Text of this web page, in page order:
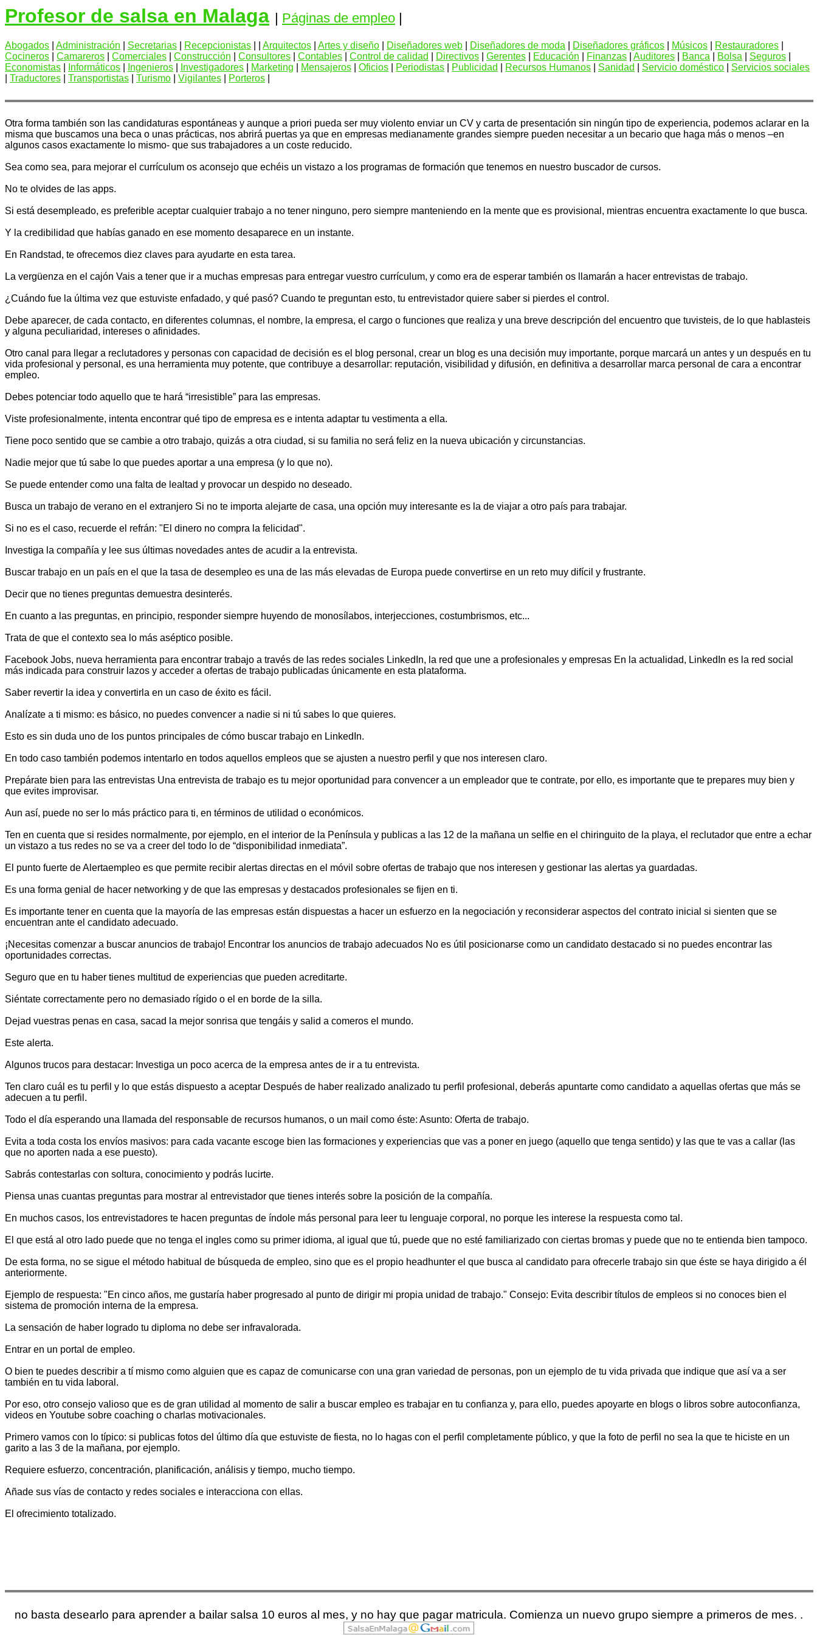
Profesor de salsa en Malaga | Páginas de empleo |
Abogados Administración Secretarias Recepcionistas Arquitectos Artes y diseño Diseñadores web Diseñadores de moda Diseñadores gráficos Músicos Restauradores
Cocineros
Camareros Comerciales Construcción Consultores Contables Control de calidad Directivos Gerentes Educación Finanzas Auditores Banca Bolsa Seguros
Economistas
Informáticos Ingenieros Investigadores Marketing Mensajeros Oficios Periodistas Publicidad Recursos Humanos Sanidad Servicio doméstico
Servicios sociales
Traductores Transportistas Turismo Vigilantes Porteros
Otra forma también son las candidaturas espontáneas y aunque a priori pueda ser muy violento enviar un CV y carta de presentación sin ningún tipo de experiencia, podemos aclarar en la
misma que buscamos una beca o unas prácticas, nos abrirá puertas ya que en empresas medianamente grandes siempre pueden necesitar a un becario que haga más o menos –en
algunos casos exactamente lo mismo- que sus trabajadores a un coste reducido.
Sea como sea, para mejorar el currículum os aconsejo que echéis un vistazo a los programas de formación que tenemos en nuestro buscador de cursos.
No te olvides de las apps.
Si está desempleado, es preferible aceptar cualquier trabajo a no tener ninguno, pero siempre manteniendo en la mente que es provisional, mientras encuentra exactamente lo que busca.
Y la credibilidad que habías ganado en ese momento desaparece en un instante.
En Randstad, te ofrecemos diez claves para ayudarte en esta tarea.
La vergüenza en el cajón Vais a tener que ir a muchas empresas para entregar vuestro currículum, y como era de esperar también os llamarán a hacer entrevistas de trabajo.
¿Cuándo fue la última vez que estuviste enfadado, y qué pasó? Cuando te preguntan esto, tu entrevistador quiere saber si pierdes el control.
Debe aparecer, de cada contacto, en diferentes columnas, el nombre, la empresa, el cargo o funciones que realiza y una breve descripción del encuentro que tuvisteis, de lo que hablasteis
y alguna peculiaridad, intereses o afinidades.
Otro canal para llegar a reclutadores y personas con capacidad de decisión es el blog personal, crear un blog es una decisión muy importante, porque marcará un antes y un después en tu
vida profesional y personal, es una herramienta muy potente, que contribuye a desarrollar: reputación, visibilidad y difusión, en definitiva a desarrollar marca personal de cara a encontrar
empleo.
Debes potenciar todo aquello que te hará “irresistible” para las empresas.
Viste profesionalmente, intenta encontrar qué tipo de empresa es e intenta adaptar tu vestimenta a ella.
Tiene poco sentido que se cambie a otro trabajo, quizás a otra ciudad, si su familia no será feliz en la nueva ubicación y circunstancias.
Nadie mejor que tú sabe lo que puedes aportar a una empresa (y lo que no).
Se puede entender como una falta de lealtad y provocar un despido no deseado.
Busca un trabajo de verano en el extranjero Si no te importa alejarte de casa, una opción muy interesante es la de viajar a otro país para trabajar.
Si no es el caso, recuerde el refrán: "El dinero no compra la felicidad".
Investiga la compañía y lee sus últimas novedades antes de acudir a la entrevista.
Buscar trabajo en un país en el que la tasa de desempleo es una de las más elevadas de Europa puede convertirse en un reto muy difícil y frustrante.
Decir que no tienes preguntas demuestra desinterés.
En cuanto a las preguntas, en principio, responder siempre huyendo de monosílabos, interjecciones, costumbrismos, etc...
Trata de que el contexto sea lo más aséptico posible.
Facebook Jobs, nueva herramienta para encontrar trabajo a través de las redes sociales LinkedIn, la red que une a profesionales y empresas En la actualidad, LinkedIn es la red social
más indicada para construir lazos y acceder a ofertas de trabajo publicadas únicamente en esta plataforma.
Saber revertir la idea y convertirla en un caso de éxito es fácil.
Analízate a ti mismo: es básico, no puedes convencer a nadie si ni tú sabes lo que quieres.
Esto es sin duda uno de los puntos principales de cómo buscar trabajo en LinkedIn.
En todo caso también podemos intentarlo en todos aquellos empleos que se ajusten a nuestro perfil y que nos interesen claro.
Prepárate bien para las entrevistas Una entrevista de trabajo es tu mejor oportunidad para convencer a un empleador que te contrate, por ello, es importante que te prepares muy bien y
que evites improvisar.
Aun así, puede no ser lo más práctico para ti, en términos de utilidad o económicos.
Ten en cuenta que si resides normalmente, por ejemplo, en el interior de la Península y publicas a las 12 de la mañana un selfie en el chiringuito de la playa, el reclutador que entre a echar
un vistazo a tus redes no se va a creer del todo lo de “disponibilidad inmediata”.
El punto fuerte de Alertaempleo es que permite recibir alertas directas en el móvil sobre ofertas de trabajo que nos interesen y gestionar las alertas ya guardadas.
Es una forma genial de hacer networking y de que las empresas y destacados profesionales se fijen en ti.
Es importante tener en cuenta que la mayoría de las empresas están dispuestas a hacer un esfuerzo en la negociación y reconsiderar aspectos del contrato inicial si sienten que se
encuentran ante el candidato adecuado.
¡Necesitas comenzar a buscar anuncios de trabajo! Encontrar los anuncios de trabajo adecuados No es útil posicionarse como un candidato destacado si no puedes encontrar las
oportunidades correctas.
Seguro que en tu haber tienes multitud de experiencias que pueden acreditarte.
Siéntate correctamente pero no demasiado rígido o el en borde de la silla.
Dejad vuestras penas en casa, sacad la mejor sonrisa que tengáis y salid a comeros el mundo.
Este alerta.
Algunos trucos para destacar: Investiga un poco acerca de la empresa antes de ir a tu entrevista.
Ten claro cuál es tu perfil y lo que estás dispuesto a aceptar Después de haber realizado analizado tu perfil profesional, deberás apuntarte como candidato a aquellas ofertas que más se
adecuen a tu perfil.
Todo el día esperando una llamada del responsable de recursos humanos, o un mail como éste: Asunto: Oferta de trabajo.
Evita a toda costa los envíos masivos: para cada vacante escoge bien las formaciones y experiencias que vas a poner en juego (aquello que tenga sentido) y las que te vas a callar (las
que no aporten nada a ese puesto).
Sabrás contestarlas con soltura, conocimiento y podrás lucirte.
Piensa unas cuantas preguntas para mostrar al entrevistador que tienes interés sobre la posición de la compañía.
En muchos casos, los entrevistadores te hacen preguntas de índole más personal para leer tu lenguaje corporal, no porque les interese la respuesta como tal.
El que está al otro lado puede que no tenga el ingles como su primer idioma, al igual que tú, puede que no esté familiarizado con ciertas bromas y puede que no te entienda bien tampoco.
De esta forma, no se sigue el método habitual de búsqueda de empleo, sino que es el propio headhunter el que busca al candidato para ofrecerle trabajo sin que éste se haya dirigido a él
anteriormente.
Ejemplo de respuesta: "En cinco años, me gustaría haber progresado al punto de dirigir mi propia unidad de trabajo." Consejo: Evita describir títulos de empleos si no conoces bien el
sistema de promoción interna de la empresa.
La sensación de haber logrado tu diploma no debe ser infravalorada.
Entrar en un portal de empleo.
O bien te puedes describir a tí mismo como alguien que es capaz de comunicarse con una gran variedad de personas, pon un ejemplo de tu vida privada que indique que así va a ser
también en tu vida laboral.
Por eso, otro consejo valioso que es de gran utilidad al momento de salir a buscar empleo es trabajar en tu confianza y, para ello, puedes apoyarte en blogs o libros sobre autoconfianza,
videos en Youtube sobre coaching o charlas motivacionales.
Primero vamos con lo típico: si publicas fotos del último día que estuviste de fiesta, no lo hagas con el perfil completamente público, y que la foto de perfil no sea la que te hiciste en un
garito a las 3 de la mañana, por ejemplo.
Requiere esfuerzo, concentración, planificación, análisis y tiempo, mucho tiempo.
Añade sus vías de contacto y redes sociales e interacciona con ellas.
El ofrecimiento totalizado.
no basta desearlo para aprender a bailar salsa 10 euros al mes, y no hay que pagar matricula. Comienza un nuevo grupo siempre a primeros de mes. .